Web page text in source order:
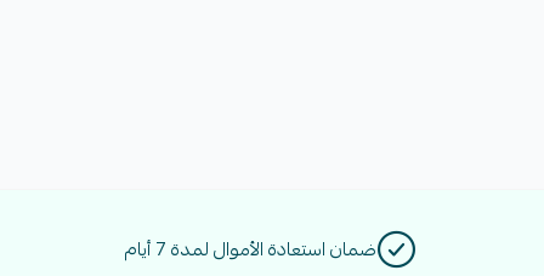
ضمان استعادة الأموال لمدة 7 أيام